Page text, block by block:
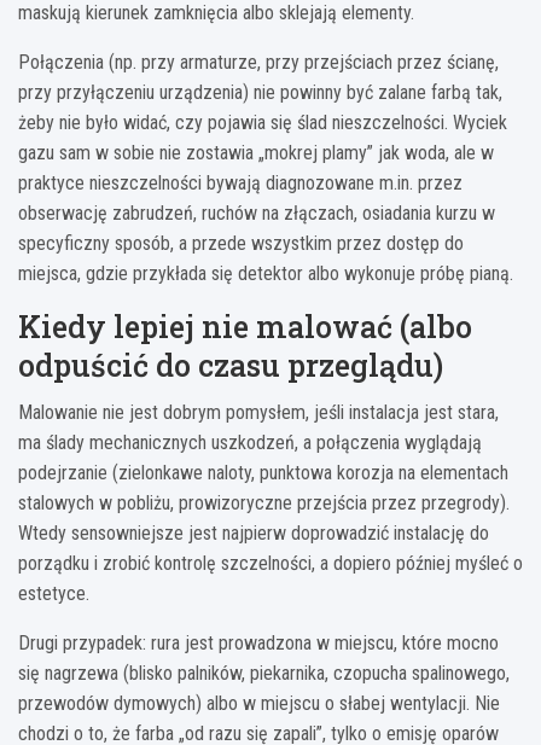
maskują kierunek zamknięcia albo sklejają elementy.
Połączenia (np. przy armaturze, przy przejściach przez ścianę,
przy przyłączeniu urządzenia) nie powinny być zalane farbą tak,
żeby nie było widać, czy pojawia się ślad nieszczelności. Wyciek
gazu sam w sobie nie zostawia „mokrej plamy” jak woda, ale w
praktyce nieszczelności bywają diagnozowane m.in. przez
obserwację zabrudzeń, ruchów na złączach, osiadania kurzu w
specyficzny sposób, a przede wszystkim przez dostęp do
miejsca, gdzie przykłada się detektor albo wykonuje próbę pianą.
Kiedy lepiej nie malować (albo
odpuścić do czasu przeglądu)
Malowanie nie jest dobrym pomysłem, jeśli instalacja jest stara,
ma ślady mechanicznych uszkodzeń, a połączenia wyglądają
podejrzanie (zielonkawe naloty, punktowa korozja na elementach
stalowych w pobliżu, prowizoryczne przejścia przez przegrody).
Wtedy sensowniejsze jest najpierw doprowadzić instalację do
porządku i zrobić kontrolę szczelności, a dopiero później myśleć o
estetyce.
Drugi przypadek: rura jest prowadzona w miejscu, które mocno
się nagrzewa (blisko palników, piekarnika, czopucha spalinowego,
przewodów dymowych) albo w miejscu o słabej wentylacji. Nie
chodzi o to, że farba „od razu się zapali”, tylko o emisję oparów